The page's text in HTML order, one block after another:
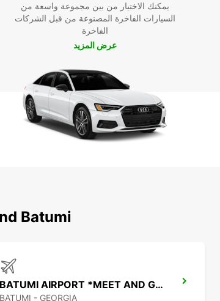
يمكنك الاختيار من بين مجموعة واسعة من
السيارات الفاخرة المصنوعة من قبل الشركات
الفاخرة
عرض المزيد
Batumi
BATUMI AIRPORT *MEET AND GREET*
BATUMI - GEORGIA